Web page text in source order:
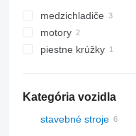
medzichladiče
motory
piestne krúžky
Kategória vozidla
stavebné stroje